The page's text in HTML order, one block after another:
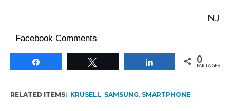
N.J
Facebook Comments
Partagez 0
PARTAGES
RELATED ITEMS: KRUSELL SAMSUNG SMARTPHONE